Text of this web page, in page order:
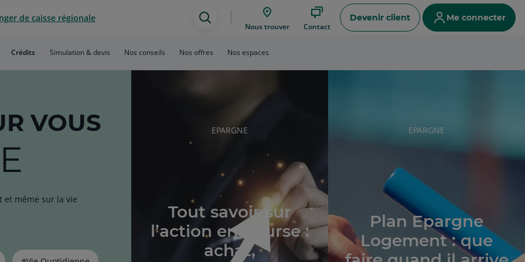
de caisse régionale
Assistance
de
recherche
Nous trouver Contact
Devenir client Me connecter
Crédits Simulation & devis Nos conseils Nos offres Nos espaces
VOUS
et même sur la vie
RUBRIQUE
EPARGNE
Tout savoir sur
l’action en bourse :
achat,
RUBRIQUE
EPARGNE
Plan Epargne
Logement : que